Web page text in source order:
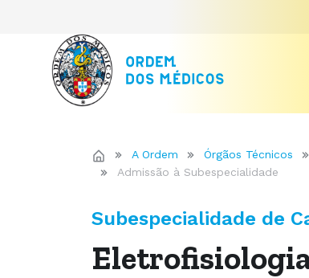
A Ordem Órgãos Técnicos
Admissão à Subespecialidade
Subespecialidade de